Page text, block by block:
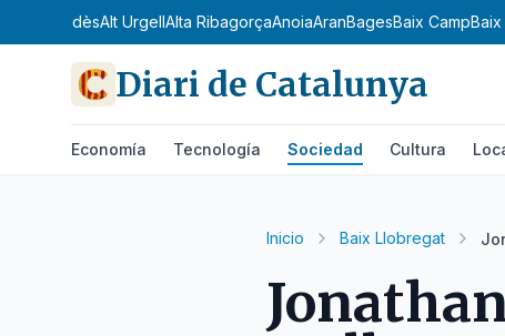
Alt PenedèsAlt UrgellAlta RibagorçaAnoiaAranBagesBaix CampBaix
Diari de Catalunya
Economía Tecnología Sociedad Cultura
Inicio Baix Llobregat